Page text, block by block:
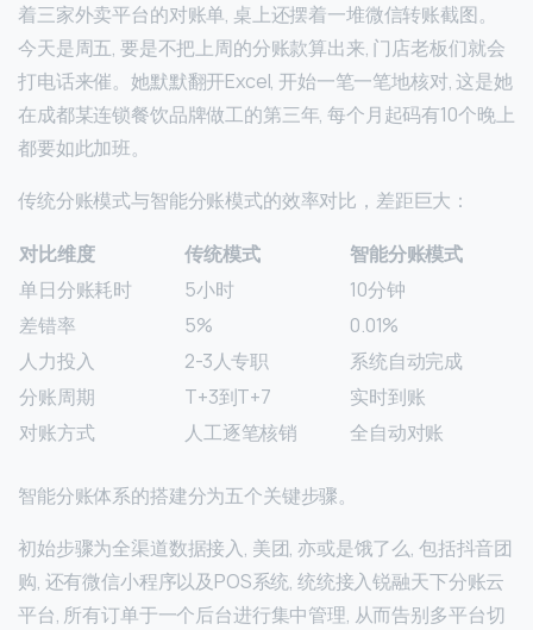
着三家外卖平台的对账单, 桌上还摆着一堆微信转账截图。
今天是周五, 要是不把上周的分账款算出来, 门店老板们就会
打电话来催。她默默翻开Excel, 开始一笔一笔地核对, 这是她
在成都某连锁餐饮品牌做工的第三年, 每个月起码有10个晚上
都要如此加班。
传统分账模式与智能分账模式的效率对比，差距巨大：
对比维度 传统模式
智能分账模式
单日分账耗时
5小时
10分钟
差错率
5%
0.01%
人力投入
2-3人专职
系统自动完成
分账周期
T+3到T+7
实时到账
对账方式
人工逐笔核销 全自动对账
智能分账体系的搭建分为五个关键步骤。
初始步骤为全渠道数据接入, 美团, 亦或是饿了么, 包括抖音团
购, 还有微信小程序以及POS系统, 统统接入锐融天下分账云
平台, 所有订单于一个后台进行集中管理, 从而告别多平台切